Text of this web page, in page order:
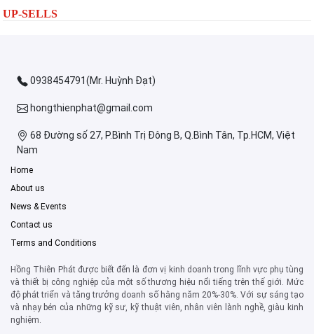
UP-SELLS
0938454791(Mr. Huỳnh Đạt)
hongthienphat@gmail.com
68 Đường số 27, P.Bình Trị Đông B, Q.Bình Tân, Tp.HCM, Việt
Nam
Home
About us
News & Events
Contact us
Terms and Conditions
Hồng Thiên Phát được biết đến là đơn vị kinh doanh trong lĩnh vực phụ tùng
và thiết bị công nghiệp của một số thương hiệu nổi tiếng trên thế giới. Mức
độ phát triển và tăng trưởng doanh số hằng năm 20%-30%. Với sự sáng tạo
và nhạy bén của những kỹ sư, kỹ thuật viên, nhân viên lành nghề, giàu kinh
nghiệm.